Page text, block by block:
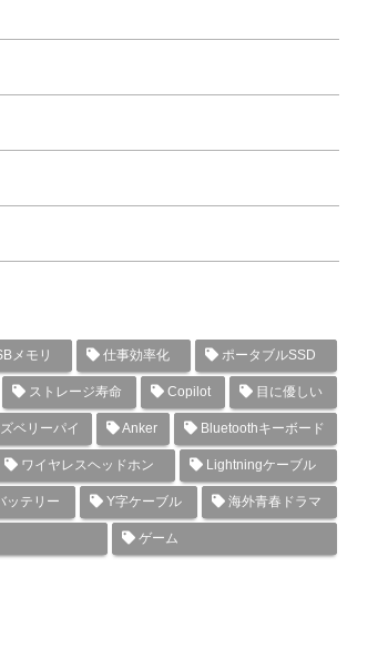
メモリ 仕事効率化 ポータブルSSD
ストレージ寿命 Copilot 目に優しい
ベリーパイ Anker Bluetoothキーボード
ワイヤレスヘッドホン Lightningケーブル
ッテリー Y字ケーブル 海外青春ドラマ
ゲーム